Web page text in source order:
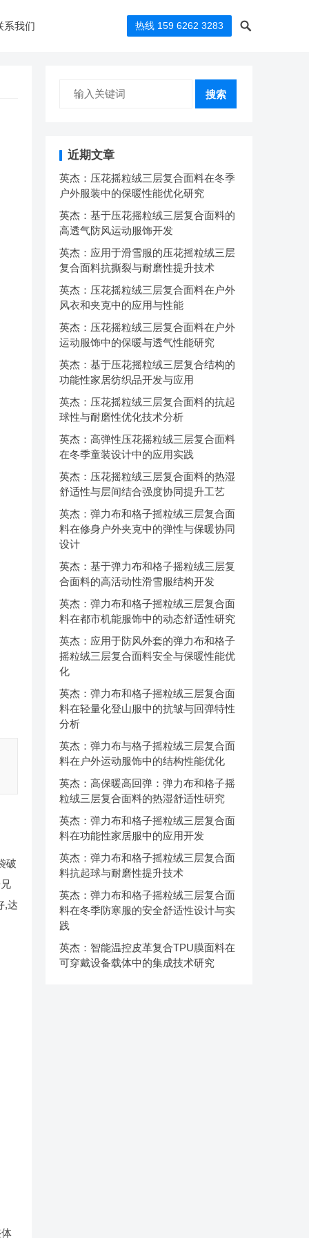
系我们 热线 159 6262 3283
破
,达
搜索
近期文章
英杰：压花摇粒绒三层复合面料在冬季
户外服装中的保暖性能优化研究
英杰：基于压花摇粒绒三层复合面料的
高透气防风运动服饰开发
英杰：应用于滑雪服的压花摇粒绒三层
复合面料抗撕裂与耐磨性提升技术
英杰：压花摇粒绒三层复合面料在户外
风衣和夹克中的应用与性能
英杰：压花摇粒绒三层复合面料在户外
运动服饰中的保暖与透气性能研究
英杰：基于压花摇粒绒三层复合结构的
功能性家居纺织品开发与应用
英杰：压花摇粒绒三层复合面料的抗起
球性与耐磨性优化技术分析
英杰：高弹性压花摇粒绒三层复合面料
在冬季童装设计中的应用实践
英杰：压花摇粒绒三层复合面料的热湿
舒适性与层间结合强度协同提升工艺
英杰：弹力布和格子摇粒绒三层复合面
料在修身户外夹克中的弹性与保暖协同
设计
英杰：基于弹力布和格子摇粒绒三层复
合面料的高活动性滑雪服结构开发
英杰：弹力布和格子摇粒绒三层复合面
料在都市机能服饰中的动态舒适性研究
英杰：应用于防风外套的弹力布和格子
摇粒绒三层复合面料安全与保暖性能优
化
英杰：弹力布和格子摇粒绒三层复合面
料在轻量化登山服中的抗皱与回弹特性
分析
英杰：弹力布与格子摇粒绒三层复合面
料在户外运动服饰中的结构性能优化
英杰：高保暖高回弹：弹力布和格子摇
粒绒三层复合面料的热湿舒适性研究
英杰：弹力布和格子摇粒绒三层复合面
料在功能性家居服中的应用开发
英杰：弹力布和格子摇粒绒三层复合面
料抗起球与耐磨性提升技术
英杰：弹力布和格子摇粒绒三层复合面
料在冬季防寒服的安全舒适性设计与实
践
英杰：智能温控皮革复合TPU膜面料在
可穿戴设备载体中的集成技术研究